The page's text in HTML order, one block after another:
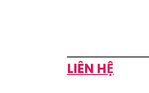
LIÊN HỆ